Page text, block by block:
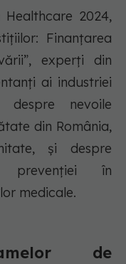
2024,
Finanțarea
experți din
ai industriei
nevoile
din România,
și despre
prevenției în
medicale.
de